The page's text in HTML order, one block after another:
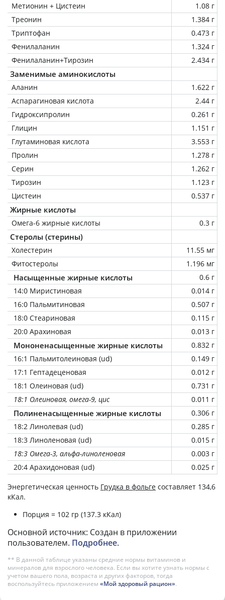
Метионин + Цистеин
1.08 г
Треонин
1.384 г
Триптофан
0.473 г
Фенилаланин
1.324 г
Фенилаланин+Тирозин
2.434 г
Заменимые аминокислоты
Аланин
1.622 г
Аспарагиновая кислота
2.44 г
Гидроксипролин
0.261 г
Глицин
1.151 г
Глутаминовая кислота
3.553 г
Пролин
1.278 г
Серин
1.262 г
Тирозин
1.123 г
Цистеин
0.537 г
Жирные кислоты
Омега-6 жирные кислоты 0.3 г
Стеролы (стерины)
Холестерин
11.55 мг
Фитостеролы
1.196 мг
Насыщенные жирные кислоты
0.6 г
14:0 Миристиновая
0.014 г
16:0 Пальмитиновая
0.507 г
18:0 Стеариновая
0.115 г
20:0 Арахиновая
0.013 г
Мононенасыщенные жирные кислоты
0.832 г
16:1 Пальмитолеиновая (ud)
0.149 г
17:1 Гептадеценовая
0.012 г
18:1 Олеиновая (ud)
0.731 г
18:1 Олеиновая, омега-9, цис
0.011 г
Полиненасыщенные жирные кислоты
0.306 г
18:2 Линолевая (ud)
0.285 г
18:3 Линоленовая (ud)
0.015 г
18:3 Омега-3, альфа-линоленовая
0.003 г
20:4 Арахидоновая (ud)
0.025 г
Энергетическая ценность Грудка в фольге составляет 134,6
кКал.
Порция = 102 гр (137.3 кКал)
Основной источник: Создан в приложении
пользователем. Подробнее.
** В данной таблице указаны средние нормы витаминов и
минералов для взрослого человека. Если вы хотите узнать нормы с
учетом вашего пола, возраста и других факторов, тогда
воспользуйтесь приложением «Мой здоровый рацион».